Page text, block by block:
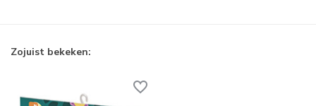
Zojuist bekeken: